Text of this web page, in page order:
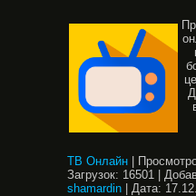
ТВ Онлайн
Загрузок: 16501
shamardin
Дата: